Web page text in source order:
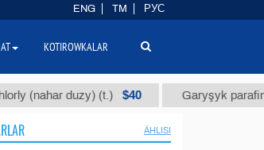
duzy) (t.) $40 Garyşyk parafin gaçy
ÄHLISI
ENG TM РУС
KOTIROWKALAR